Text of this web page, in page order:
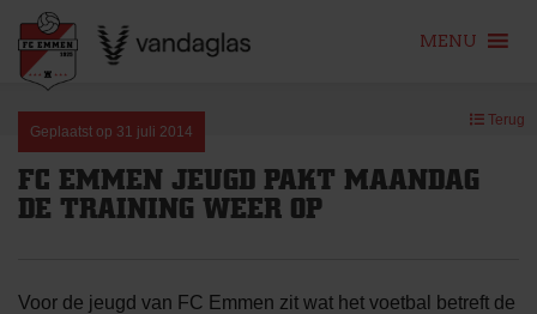
content
MENU
Geplaatst op 31 juli 2014
Terug
FC EMMEN JEUGD PAKT MAANDAG
DE TRAINING WEER OP
Voor de jeugd van FC Emmen zit wat het voetbal betreft de